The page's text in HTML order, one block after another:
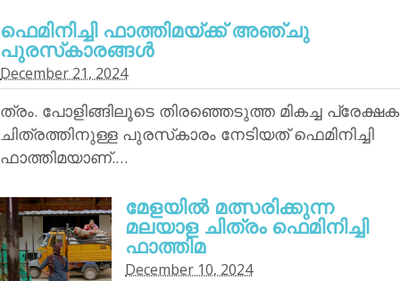
ഫെമിനിച്ചി ഫാത്തിമയ്ക്ക് അഞ്ചു
പുരസ്‌കാരങ്ങള്‍
December 21, 2024
ത്രം. പോളിങ്ങിലൂടെ തിരഞ്ഞെടുത്ത മികച്ച പ്രേക്ഷക
ചിത്രത്തിനുള്ള പുരസ്‌കാരം നേടിയത് ഫെമിനിച്ചി
ഫാത്തിമയാണ്.…
മേളയില്‍ മത്സരിക്കുന്ന
മലയാള ചിത്രം ഫെമിനിച്ചി
ഫാത്തിമ
December 10, 2024